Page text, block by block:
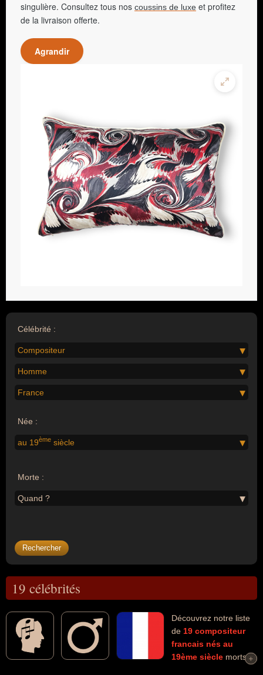
singulière. Consultez tous nos coussins de luxe et profitez
de la livraison offerte.
Agrandir
Célébrité :
Compositeur
Homme
France
Née :
au 19ème siècle
Morte :
Quand ?
19 célébrités
Découvrez notre liste
de 19 compositeur
francais nés au
19ème siècle morts et
+
+